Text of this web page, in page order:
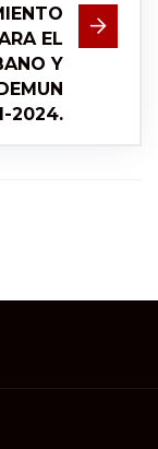
EL
Y
2024.